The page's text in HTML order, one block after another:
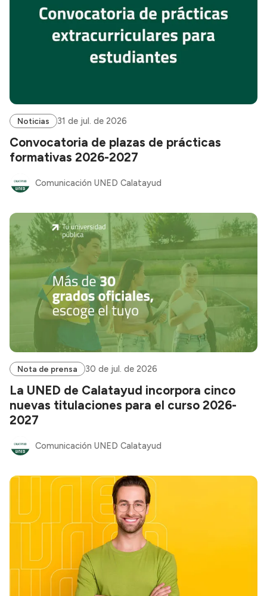
Noticias 31 de jul. de 2026
Convocatoria de plazas de prácticas
formativas 2026-2027
Comunicación UNED Calatayud
Nota de prensa 30 de jul. de 2026
La UNED de Calatayud incorpora cinco
nuevas titulaciones para el curso 2026-
2027
Comunicación UNED Calatayud